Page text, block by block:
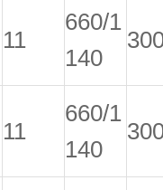
11
660/1
140
11
660/1
140